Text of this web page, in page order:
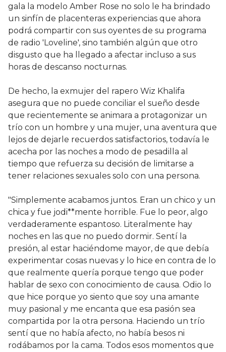
gala la modelo Amber Rose no solo le ha brindado
un sinfín de placenteras experiencias que ahora
podrá compartir con sus oyentes de su programa
de radio 'Loveline', sino también algún que otro
disgusto que ha llegado a afectar incluso a sus
horas de descanso nocturnas.
De hecho, la exmujer del rapero Wiz Khalifa
asegura que no puede conciliar el sueño desde
que recientemente se animara a protagonizar un
trío con un hombre y una mujer, una aventura que
lejos de dejarle recuerdos satisfactorios, todavía le
acecha por las noches a modo de pesadilla al
tiempo que refuerza su decisión de limitarse a
tener relaciones sexuales solo con una persona.
"Simplemente acabamos juntos. Eran un chico y un
chica y fue jodi**mente horrible. Fue lo peor, algo
verdaderamente espantoso. Literalmente hay
noches en las que no puedo dormir. Sentí la
presión, al estar haciéndome mayor, de que debía
experimentar cosas nuevas y lo hice en contra de lo
que realmente quería porque tengo que poder
hablar de sexo con conocimiento de causa. Odio lo
que hice porque yo siento que soy una amante
muy pasional y me encanta que esa pasión sea
compartida por la otra persona. Haciendo un trío
sentí que no había afecto, no había besos ni
rodábamos por la cama. Todos esos momentos que